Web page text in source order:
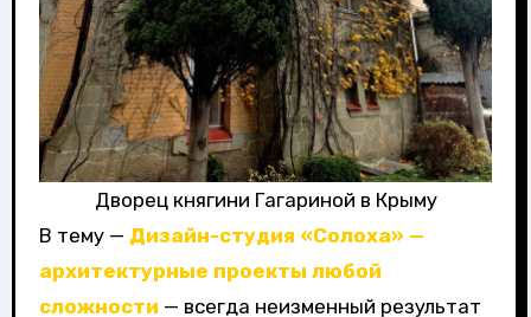
Дворец княгини Гагариной в Крыму
В тему — Дизайн-студия «Солоха» —
архитектурные проекты любой
сложности — всегда неизменный результат